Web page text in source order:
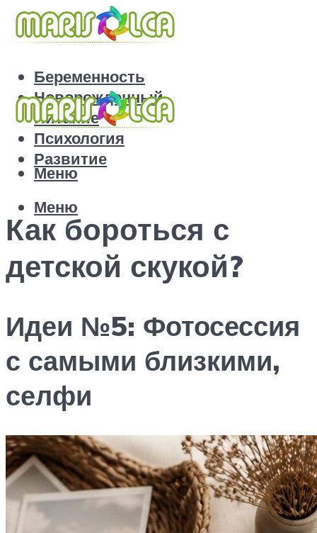
Беременность
Новорожденный
Питание
Психология
Развитие
Меню
Меню
Как бороться с
детской скукой?
Идеи №5: Фотосессия
с самыми близкими,
селфи